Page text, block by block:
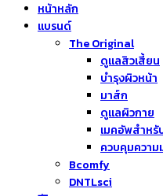
หน้าหลัก
แบรนด์
The Original
ดูแลสิวเสี้ยน
บำรุงผิวหน้า
มาส์ก
ดูแลผิวกาย
เมคอัพสำหรั
ควบคุมความ
Bcomfy
DNTLsci